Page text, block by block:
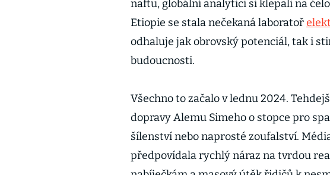
naftu, globální analytici si klepali na
Etiopie se stala nečekaná laboratoř
odhaluje jak obrovský potenciál, tak i
budoucnosti.
Všechno to začalo v lednu 2024.
dopravy Alemu Simeho o stopce pro
šílenství nebo naprosté zoufalství.
předpovídala rychlý náraz na tvrdou